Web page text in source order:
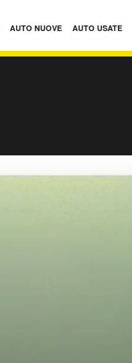
AUTO NUOVE AUTO USATE